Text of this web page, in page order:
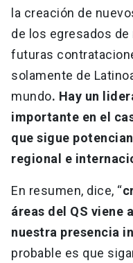
la creación de
de los egresados
futuras
solamente de
mundo. Hay un
importante en el
que sigue
regional e
En resumen, dice, “
áreas del QS viene
nuestra presencia
probable es que